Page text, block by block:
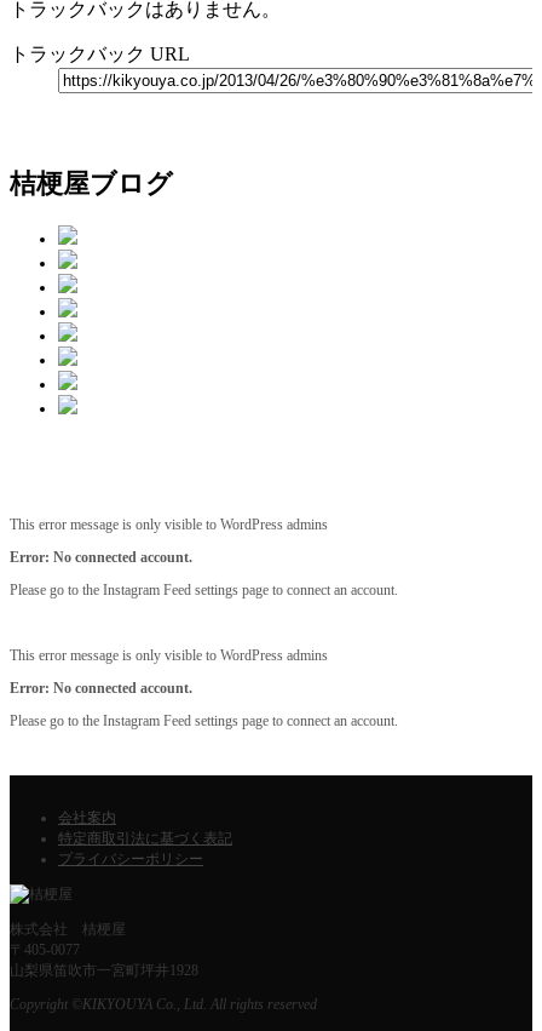
トラックバックはありません。
トラックバック URL
桔梗屋ブログ
This error message is only visible to WordPress admins
Error: No connected account.
Please go to the Instagram Feed settings page to connect an account.
This error message is only visible to WordPress admins
Error: No connected account.
Please go to the Instagram Feed settings page to connect an account.
会社案内
特定商取引法に基づく表記
プライバシーポリシー
株式会社 桔梗屋
〒405-0077
山梨県笛吹市一宮町坪井1928
Copyright ©KIKYOUYA Co., Ltd. All rights reserved